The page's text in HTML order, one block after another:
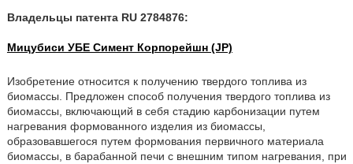
Владельцы патента RU 2784876:
Мицубиси УБЕ Симент Корпорейшн (JP)
Изобретение относится к получению твердого топлива из
биомассы. Предложен способ получения твердого топлива из
биомассы, включающий в себя стадию карбонизации путем
нагревания формованного изделия из биомассы,
образовавшегося путем формования первичного материала
биомассы, в барабанной печи с внешним типом нагревания, при